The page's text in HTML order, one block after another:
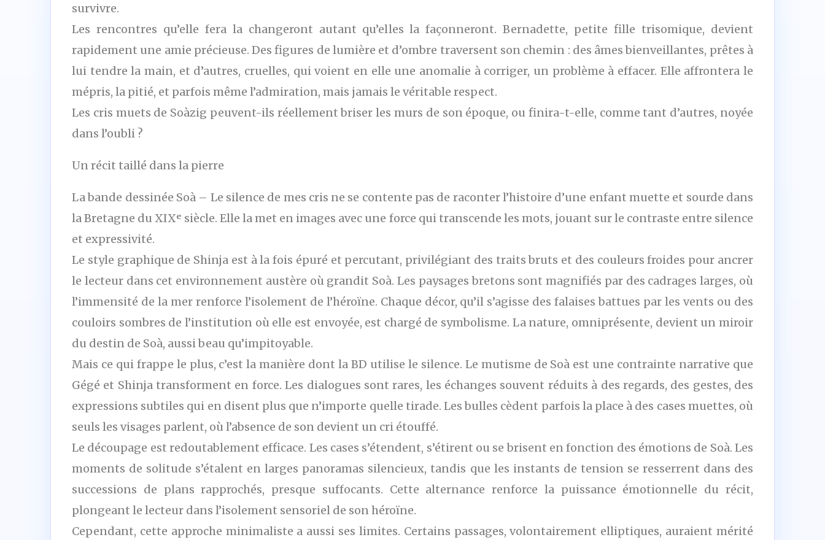
survivre.
Les rencontres qu’elle fera la changeront autant qu’elles la façonneront. Bernadette, petite fille trisomique, devient
rapidement une amie précieuse. Des figures de lumière et d’ombre traversent son chemin : des âmes bienveillantes, prêtes à
lui tendre la main, et d’autres, cruelles, qui voient en elle une anomalie à corriger, un problème à effacer. Elle affrontera le
mépris, la pitié, et parfois même l’admiration, mais jamais le véritable respect.
Les cris muets de Soàzig peuvent-ils réellement briser les murs de son époque, ou finira-t-elle, comme tant d’autres, noyée
dans l’oubli ?
Un récit taillé dans la pierre
La bande dessinée Soà – Le silence de mes cris ne se contente pas de raconter l’histoire d’une enfant muette et sourde dans
la Bretagne du XIXᵉ siècle. Elle la met en images avec une force qui transcende les mots, jouant sur le contraste entre silence
et expressivité.
Le style graphique de Shinja est à la fois épuré et percutant, privilégiant des traits bruts et des couleurs froides pour ancrer
le lecteur dans cet environnement austère où grandit Soà. Les paysages bretons sont magnifiés par des cadrages larges, où
l’immensité de la mer renforce l’isolement de l’héroïne. Chaque décor, qu’il s’agisse des falaises battues par les vents ou des
couloirs sombres de l’institution où elle est envoyée, est chargé de symbolisme. La nature, omniprésente, devient un miroir
du destin de Soà, aussi beau qu’impitoyable.
Mais ce qui frappe le plus, c’est la manière dont la BD utilise le silence. Le mutisme de Soà est une contrainte narrative que
Gégé et Shinja transforment en force. Les dialogues sont rares, les échanges souvent réduits à des regards, des gestes, des
expressions subtiles qui en disent plus que n’importe quelle tirade. Les bulles cèdent parfois la place à des cases muettes, où
seuls les visages parlent, où l’absence de son devient un cri étouffé.
Le découpage est redoutablement efficace. Les cases s’étendent, s’étirent ou se brisent en fonction des émotions de Soà. Les
moments de solitude s’étalent en larges panoramas silencieux, tandis que les instants de tension se resserrent dans des
successions de plans rapprochés, presque suffocants. Cette alternance renforce la puissance émotionnelle du récit,
plongeant le lecteur dans l’isolement sensoriel de son héroïne.
Cependant, cette approche minimaliste a aussi ses limites. Certains passages, volontairement elliptiques, auraient mérité